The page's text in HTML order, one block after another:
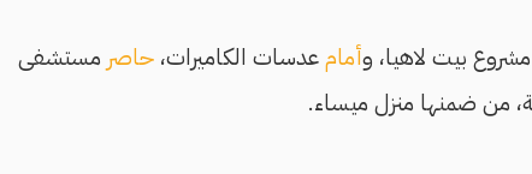
بيت لاهيا، وأمامعدسات الكاميرات، حاصر مستشفى
من ضمنها منزل ميساء.